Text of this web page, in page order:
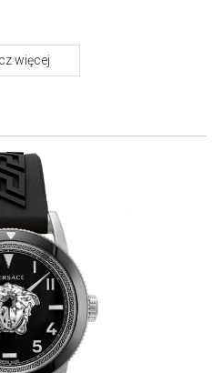
design, łączący
motywem graficznym
a także zdobienia nawiązujące
linie zegarków są
obejmując kolekcje
formalnych, eleganckich
stylistyce do bardziej
więcej